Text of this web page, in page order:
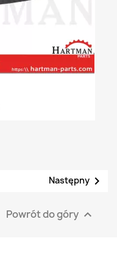
Następny 
Powrót do góry 